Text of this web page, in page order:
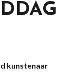
kunstenaar